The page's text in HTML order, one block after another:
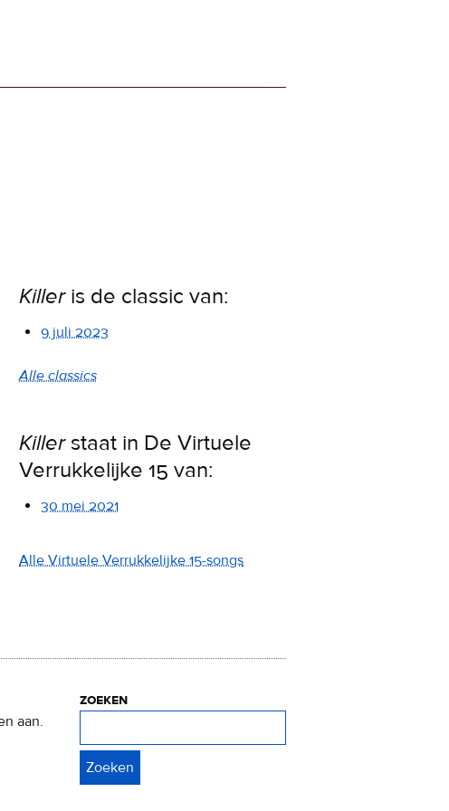
Killeris de classic van:
9 juli 2023
Alle classics
Killerstaat in De Virtuele
Verrukkelijke 15 van:
30 mei 2021
Alle Virtuele Verrukkelijke 15-songs
aan.
zoeken